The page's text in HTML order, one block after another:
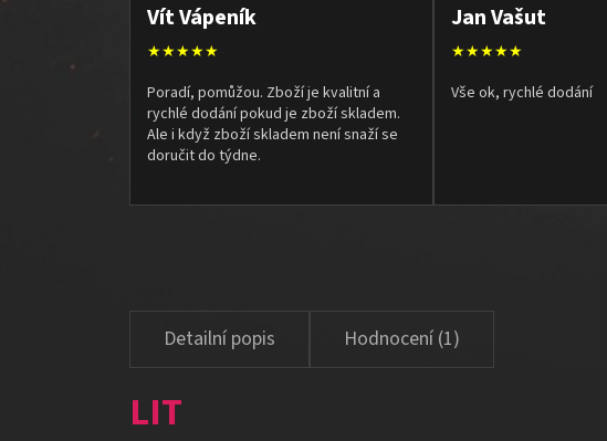
Vít Vápeník
★★★★★
Poradí, pomůžou. Zboží je kvalitní a
rychlé dodání pokud je zboží skladem.
Ale i když zboží skladem není snaží se
doručit do týdne.
Jan Vašut
★★★★★
Vše ok, rychlé dodání
Hodnocení (1)
LIT